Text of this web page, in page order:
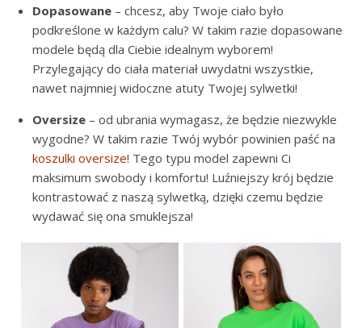
Dopasowane – chcesz, aby Twoje ciało było
podkreślone w każdym calu? W takim razie dopasowane
modele będą dla Ciebie idealnym wyborem!
Przylegający do ciała materiał uwydatni wszystkie,
nawet najmniej widoczne atuty Twojej sylwetki!
Oversize – od ubrania wymagasz, że będzie niezwykle
wygodne? W takim razie Twój wybór powinien paść na
koszulki oversize! Tego typu model zapewni Ci
maksimum swobody i komfortu! Luźniejszy krój będzie
kontrastować z naszą sylwetką, dzięki czemu będzie
wydawać się ona smuklejsza!